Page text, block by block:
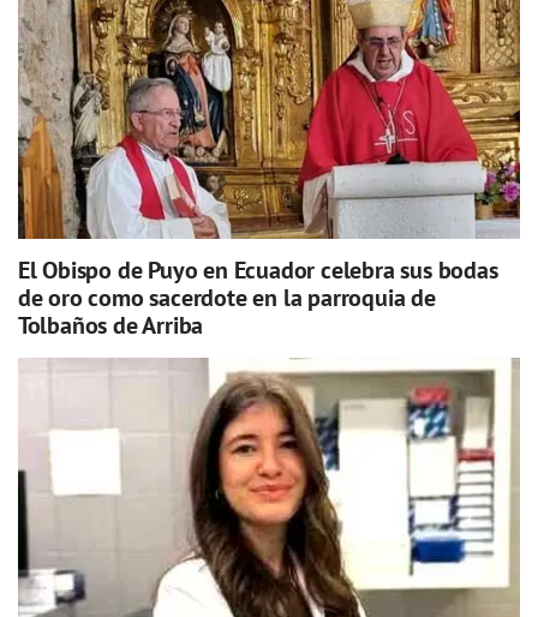
El Obispo de Puyo en Ecuador celebra sus bodas
de oro como sacerdote en la parroquia de
Tolbaños de Arriba